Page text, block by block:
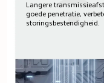
Langere
goede penetratie,
storingsbestendigheid.